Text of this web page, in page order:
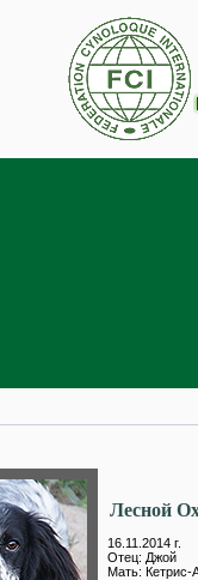
Лесной
16.11.2014 г.
Отец: Джой
Мать: Кетрис-